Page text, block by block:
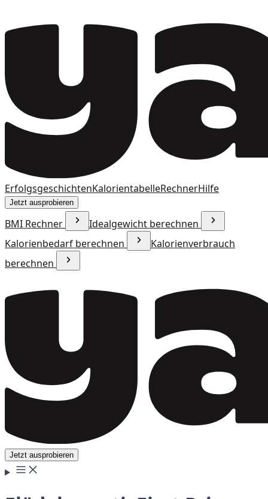
ErfolgsgeschichtenKalorientabelleRechnerHilfe
Jetzt ausprobieren
BMI Rechner
Idealgewicht berechnen
Kalorienbedarf berechnen
Kalorienverbrauch
berechnen
Jetzt ausprobieren